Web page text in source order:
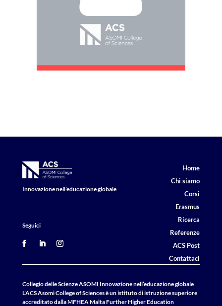
Innovazione nell’educazione globale
Seguici
Home
Chi siamo
Corsi
Erasmus
Ricerca
Referenze
ACS Post
Contattaci
Collegio delle Scienze ASOMI Innovazione nell’educazione globale
L’ACS Asomi College of Sciences è un istituto di istruzione superiore
accreditato dalla MFHEA Malta Further Higher Education